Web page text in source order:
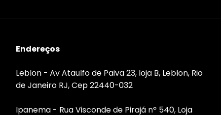
Endereços
Leblon - Av Ataulfo de Paiva 23, loja B, Leblon, Rio
de Janeiro RJ, Cep 22440-032
Ipanema - Rua Visconde de Pirajá nº 540, Loja